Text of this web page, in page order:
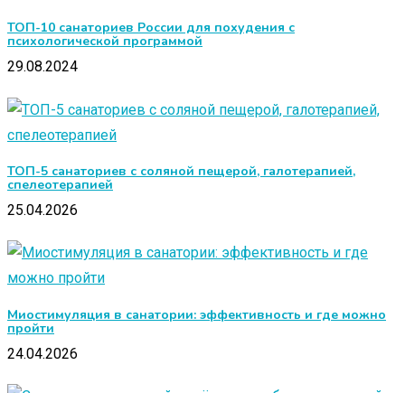
ТОП-10 санаториев России для похудения с
психологической программой
29.08.2024
ТОП-5 санаториев с соляной пещерой, галотерапией,
спелеотерапией
25.04.2026
Миостимуляция в санатории: эффективность и где можно
пройти
24.04.2026